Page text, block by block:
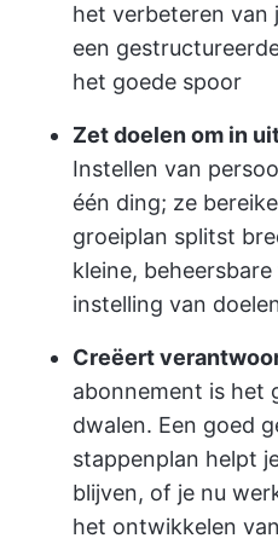
het verbeteren van
een
het goede spoor
Zet doelen om in
Instellen van
één ding; ze
groeiplan splitst
kleine,
instelling van
Creëert
abonnement is het
dwalen. Een goed
stappenplan helpt
blijven, of je nu
het ontwikkelen